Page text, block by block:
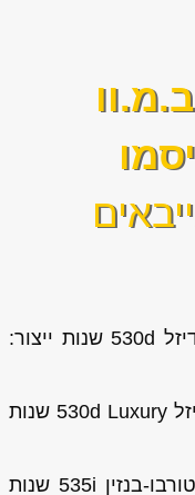
ב.מ.וו
ב.מ.וו סדרה 5 גראן טוריסמו 3.0 דיזל 530d שנות ייצור:
ב.מ.וו סדרה 5 גראן טוריסמו 3.0 דיזל 530d Luxury שנות
ב.מ.וו סדרה 5 גראן טוריסמו 3.0 טורבו-בנזין 535i שנות